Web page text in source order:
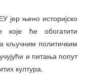
јер њено историјско
које ће обогатити
кључним политичким
и питања попут
култура.